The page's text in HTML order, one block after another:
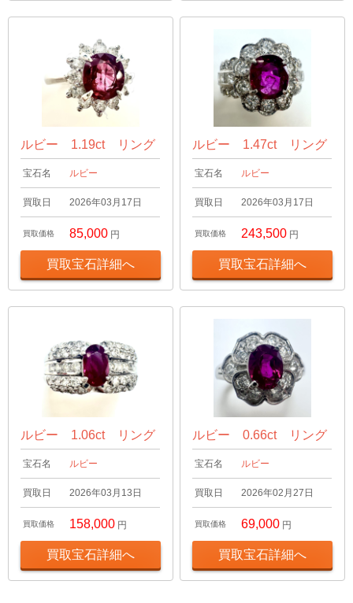
ルビー 1.19ct リング
宝石名 ルビー
買取日 2026年03月17日
買取価格 85,000 円
買取宝石詳細へ
ルビー 1.47ct リング
宝石名 ルビー
買取日 2026年03月17日
買取価格 243,500 円
買取宝石詳細へ
ルビー 1.06ct リング
宝石名 ルビー
買取日 2026年03月13日
買取価格 158,000 円
買取宝石詳細へ
ルビー 0.66ct リング
宝石名 ルビー
買取日 2026年02月27日
買取価格 69,000 円
買取宝石詳細へ